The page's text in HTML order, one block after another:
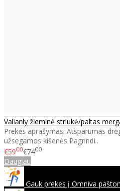
Valianly žieminė striukė/paltas
Prekės aprašymas: Atsparumas
užsegamos kišenės Pagrindi..
€5900€7400
Daugiau
Gauk prekes į Omniva